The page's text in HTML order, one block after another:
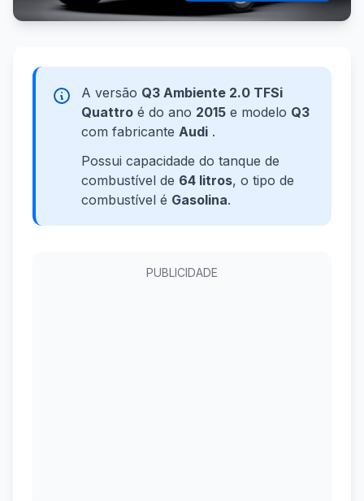
A versão Q3 Ambiente 2.0 TFSi
Quattro é do ano 2015 e modelo Q3
com fabricante Audi .
Possui capacidade do tanque de
combustível de 64 litros, o tipo de
combustível é Gasolina.
PUBLICIDADE